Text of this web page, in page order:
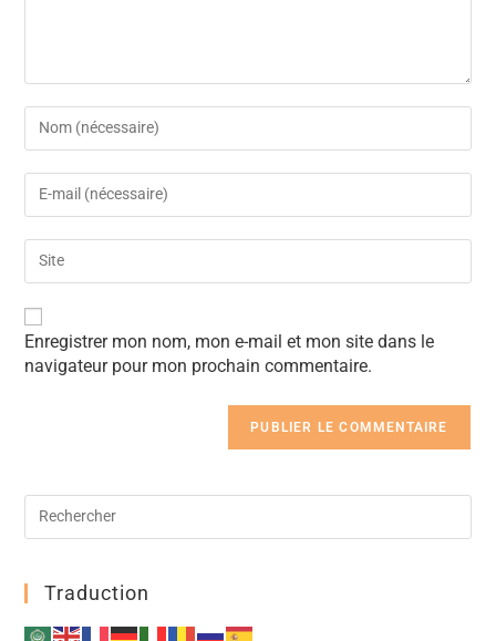
Enregistrer mon nom, mon e-mail et mon site dans le
navigateur pour mon prochain commentaire.
v
Traduction